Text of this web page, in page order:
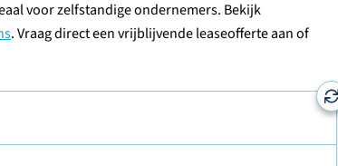
voor zelfstandige ondernemers. Bekijk
. Vraag direct een vrijblijvende leaseofferte aan of